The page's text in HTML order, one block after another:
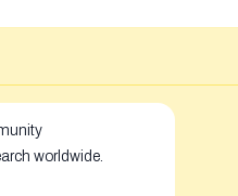
worldwide.